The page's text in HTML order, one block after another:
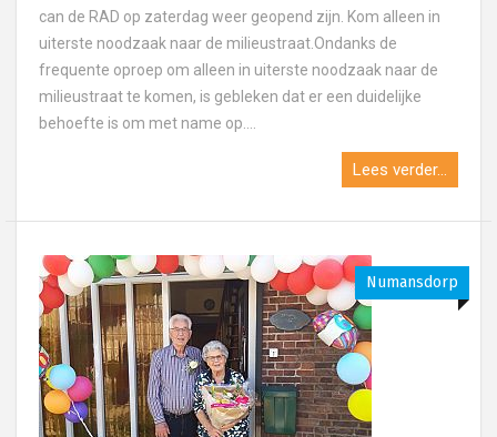
can de RAD op zaterdag weer geopend zijn. Kom alleen in
uiterste noodzaak naar de milieustraat.Ondanks de
frequente oproep om alleen in uiterste noodzaak naar de
milieustraat te komen, is gebleken dat er een duidelijke
behoefte is om met name op....
Lees verder...
Numansdorp